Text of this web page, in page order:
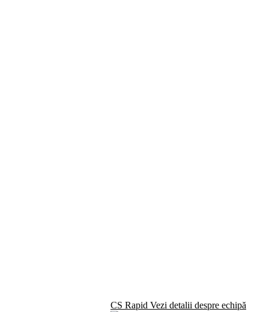
CS Rapid Vezi detalii despre echipă